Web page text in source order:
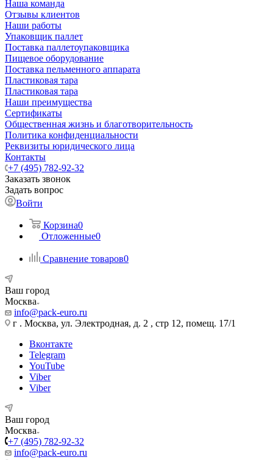
Наша команда
Отзывы клиентов
Наши работы
Упаковщик паллет
Поставка паллетоупаковщика
Пищевое оборудование
Поставка пельменного аппарата
Пластиковая тара
Пластиковая тара
Наши преимущества
Сертификаты
Общественная жизнь и благотворительность
Политика конфиденциальности
Реквизиты юридического лица
Контакты
+7 (495) 782-92-32
Заказать звонок
Задать вопрос
Войти
Корзина0
Отложенные0
Сравнение товаров0
Ваш город
Москва
info@pack-euro.ru
г . Москва, ул. Электродная, д. 2 , стр 12, помещ. 17/1
Вконтакте
Telegram
YouTube
Viber
Viber
Ваш город
Москва
+7 (495) 782-92-32
info@pack-euro.ru